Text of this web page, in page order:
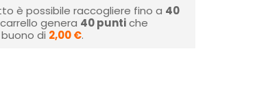
è possibile raccogliere fino a 40
genera 40puntiche
di 2,00 €.